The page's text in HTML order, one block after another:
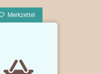
Merkzettel